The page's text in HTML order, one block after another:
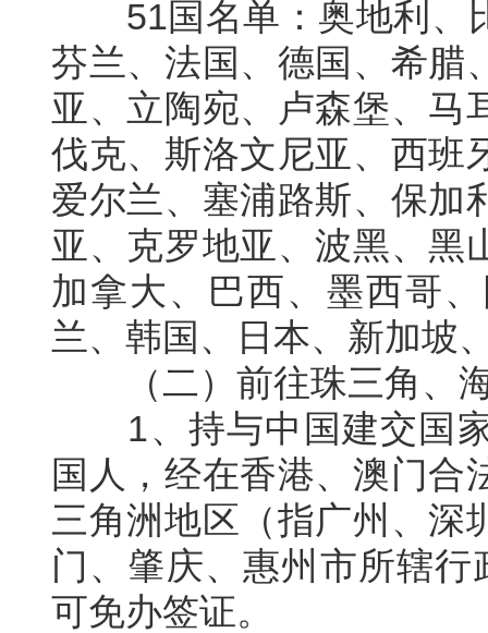
51国名单：奥地利、
芬兰、法国、德国、希腊
亚、立陶宛、卢森堡、马
伐克、斯洛文尼亚、西班
爱尔兰、塞浦路斯、保加
亚、克罗地亚、波黑、黑
加拿大、巴西、墨西哥
兰、韩国、日本、新加坡
（二）前往珠三角、
1、持与中国建交国家
国人，经在香港、澳门合
三角洲地区（指广州、深
门、肇庆、惠州市所辖
可免办签证。